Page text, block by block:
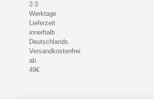
2-3
Werktage
Lieferzeit
innerhalb
Deutschlands.
Versandkostenfrei
ab
49€